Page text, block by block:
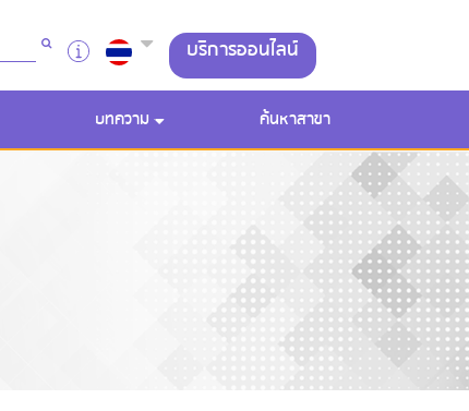
บริการออนไลน์
บทความ ค้นหาสาขา